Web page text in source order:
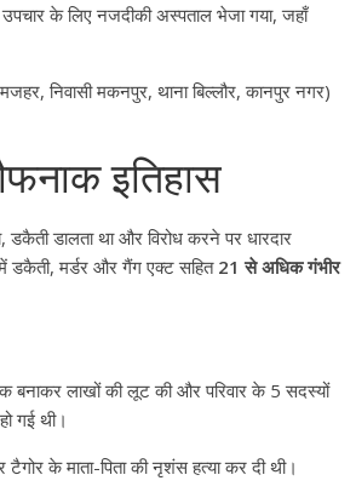
के लिए नजदीकी अस्पताल भेजा गया, जहाँ
निवासी मकनपुर, थाना बिल्लौर, कानपुर नगर)
इतिहास
डालता था और विरोध करने पर धारदार
डकैती, मर्डर और गैंग एक्ट सहित21 से अधिक गंभीर
बनाकर लाखों की लूट की और परिवार के 5 सदस्यों
गई थी।
के माता-पिता की नृशंस हत्या कर दी थी।